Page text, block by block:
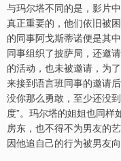
与玛尔塔不同的是，影片
真正重要的，他们依旧被
的同事阿戈斯蒂诺便是其
同事组织了披萨局，还邀
的活动，也未被邀请，为
来接到语言班同事的邀请
没你那么勇敢，至少还没
度”。玛尔塔的姐姐也同
房东，也不得不为男友的
因他追自己的行为被男友